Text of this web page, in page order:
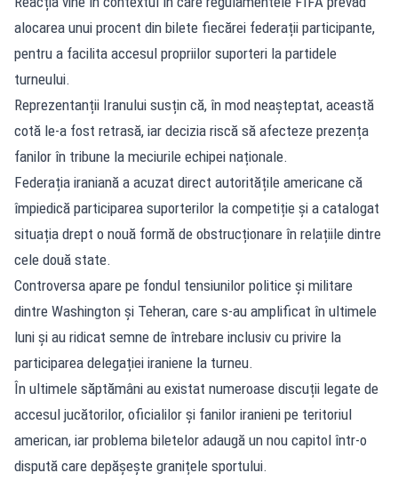
alocarea unui procent din bilete fiecărei federații participante,
pentru a facilita accesul propriilor suporteri la partidele
turneului.
Reprezentanții Iranului susțin că, în mod neașteptat, această
cotă le-a fost retrasă, iar decizia riscă să afecteze prezența
fanilor în tribune la meciurile echipei naționale.
Federația iraniană a acuzat direct autoritățile americane că
împiedică participarea suporterilor la competiție și a catalogat
situația drept o nouă formă de obstrucționare în relațiile dintre
cele două state.
Controversa apare pe fondul tensiunilor politice și militare
dintre Washington și Teheran, care s-au amplificat în ultimele
luni și au ridicat semne de întrebare inclusiv cu privire la
participarea delegației iraniene la turneu.
În ultimele săptămâni au existat numeroase discuții legate de
accesul jucătorilor, oficialilor și fanilor iranieni pe teritoriul
american, iar problema biletelor adaugă un nou capitol într-o
dispută care depășește granițele sportului.